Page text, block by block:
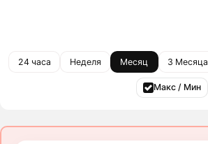
24 часа Неделя Месяц 3 Месяца
Макс / Мин